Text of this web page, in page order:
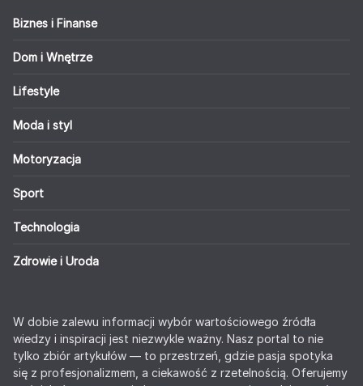
Biznes i Finanse
Dom i Wnętrze
Lifestyle
Moda i styl
Motoryzacja
Sport
Technologia
Zdrowie i Uroda
W dobie zalewu informacji wybór wartościowego źródła
wiedzy i inspiracji jest niezwykle ważny. Nasz portal to nie
tylko zbiór artykułów — to przestrzeń, gdzie pasja spotyka
się z profesjonalizmem, a ciekawość z rzetelnością. Oferujemy